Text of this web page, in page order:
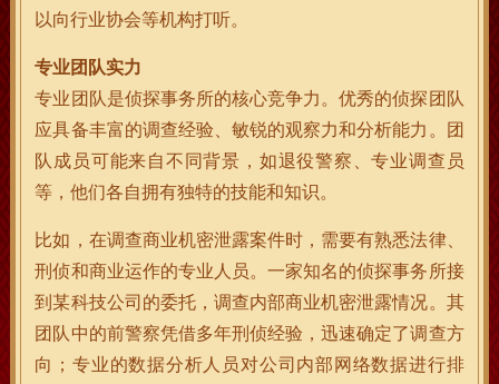
以向行业协会等机构打听。
专业团队实力
专业团队是侦探事务所的核心竞争力。优秀的侦探团队
应具备丰富的调查经验、敏锐的观察力和分析能力。团
队成员可能来自不同背景，如退役警察、专业调查员
等，他们各自拥有独特的技能和知识。
比如，在调查商业机密泄露案件时，需要有熟悉法律、
刑侦和商业运作的专业人员。一家知名的侦探事务所接
到某科技公司的委托，调查内部商业机密泄露情况。其
团队中的前警察凭借多年刑侦经验，迅速确定了调查方
向；专业的数据分析人员对公司内部网络数据进行排